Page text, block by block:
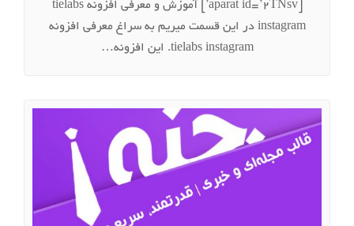
[aparat id=’2TNsv’] آموزش و معرفی افزونه tielabs
instagram در این قسمت میریم به سراغ معرفی افزونه
tielabs instagram. این افزونه…